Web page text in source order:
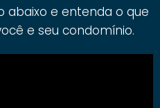
abaixo e entenda o que
e seu condomínio.